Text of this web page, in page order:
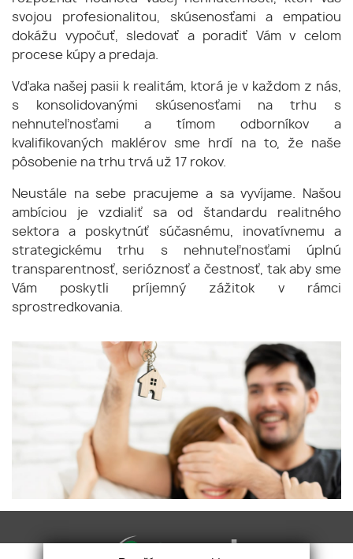
svojou profesionalitou, skúsenosťami a empatiou
dokážu vypočuť, sledovať a poradiť Vám v celom
procese kúpy a predaja.
Vďaka našej pasii k realitám, ktorá je v každom z nás,
s konsolidovanými skúsenosťami na trhu s
nehnuteľnosťami a tímom odborníkov a
kvalifikovaných maklérov sme hrdí na to, že naše
pôsobenie na trhu trvá už 17 rokov.
Neustále na sebe pracujeme a sa vyvíjame. Našou
ambíciou je vzdialiť sa od štandardu realitného
sektora a poskytnúť súčasnému, inovatívnemu a
strategickému trhu s nehnuteľnosťami úplnú
transparentnosť, serióznosť a čestnosť, tak aby sme
Vám poskytli príjemný zážitok v rámci
sprostredkovania.